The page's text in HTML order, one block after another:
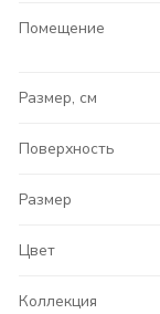
Помещение
Размер, см
Поверхность
Размер
Цвет
Коллекция